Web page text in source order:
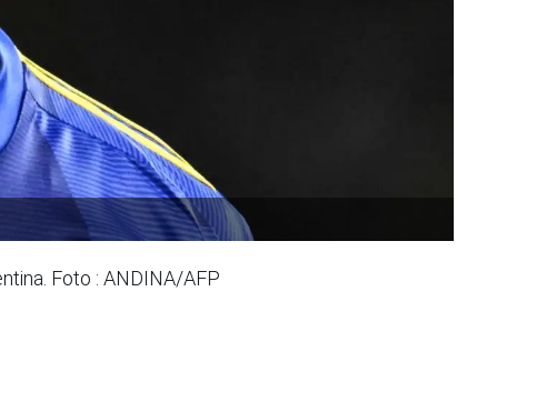
Foto : ANDINA/AFP